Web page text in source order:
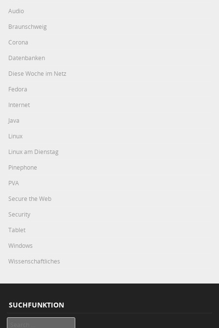
Audio
Braunschweig
Corona
Datenbanken
Diese Woche im Netz
Fedora
Internet
Java
Linux
Linux am Dienstag
Pinephone
PVA
Secure the Web
Security
Tablet
Windows
Wissenschaftliches
SUCHFUNKTION